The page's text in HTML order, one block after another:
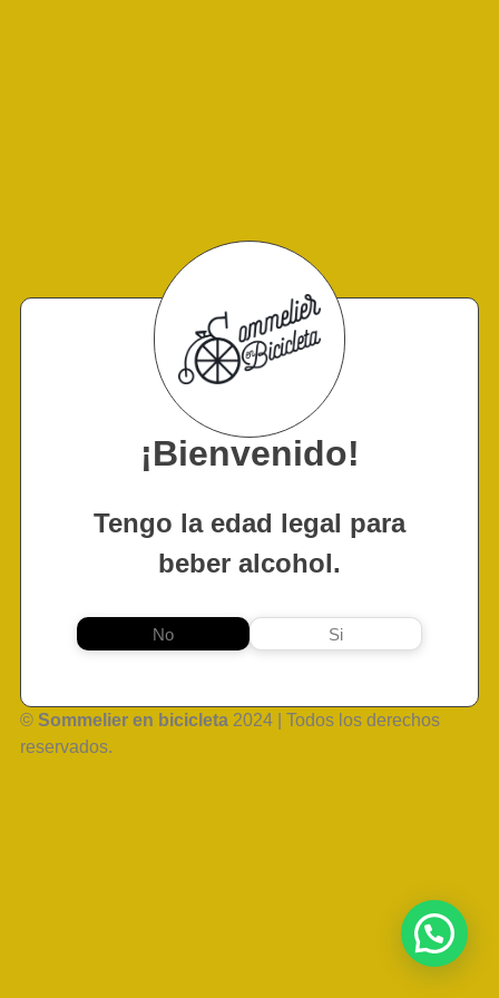
¡Bienvenido!
Tengo la edad legal para
beber alcohol.
No Si
© Sommelier en bicicleta 2024 | Todos los derechos
reservados.